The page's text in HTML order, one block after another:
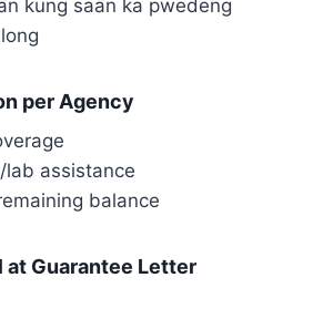
kung saan ka pwedeng
per Agency
lab assistance
balance
at Guarantee Letter